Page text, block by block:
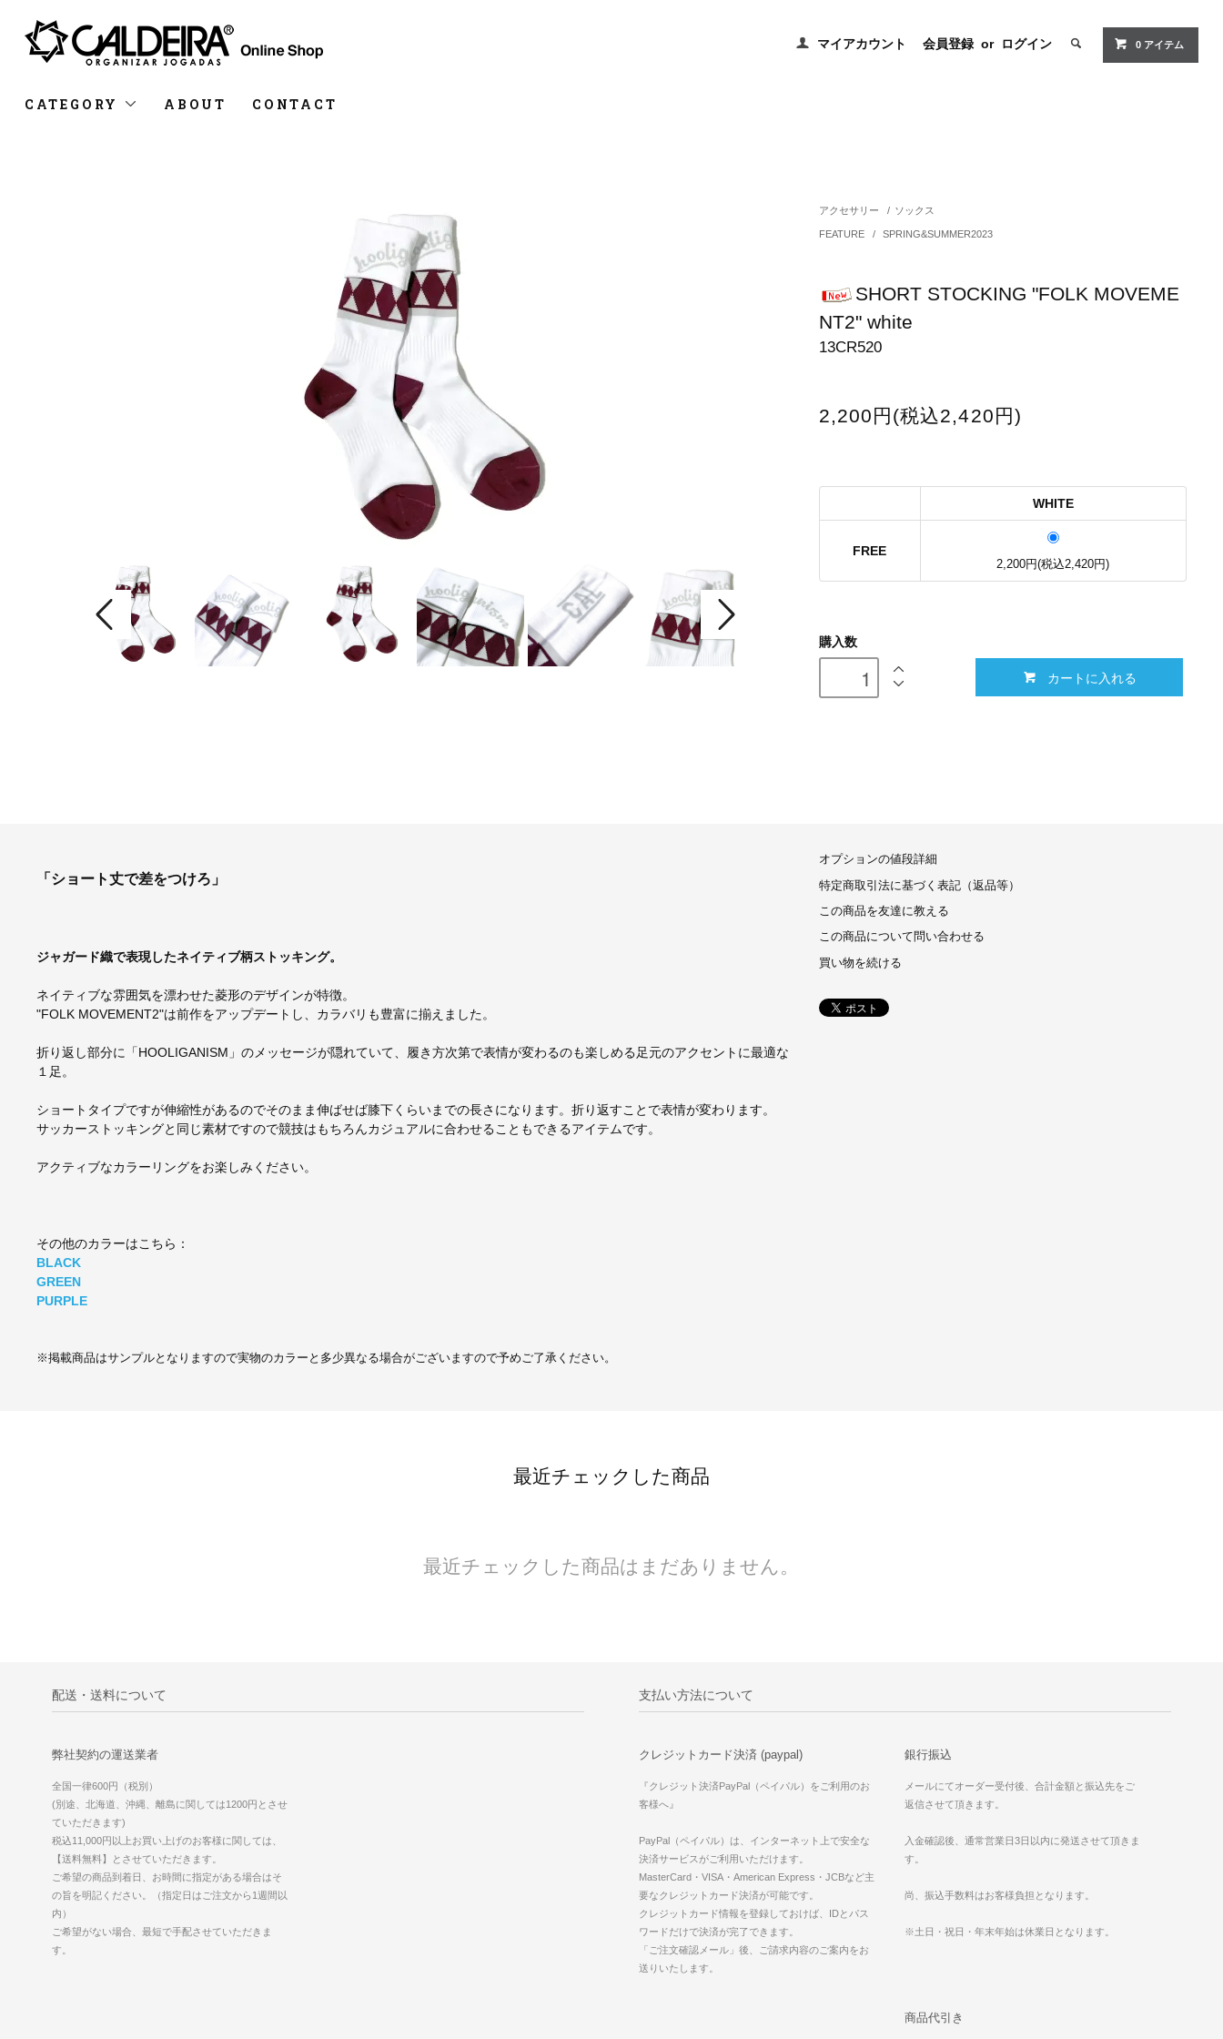
マイアカウント 会員登録 or ログイン 0 アイテム
CATEGORY ABOUT CONTACT
アクセサリー / ソックス
FEATURE / SPRING&SUMMER2023
SHORT STOCKING "FOLK MOVEME
NT2" white
13CR520
2,200円(税込2,420円)
WHITE
FREE
2,200円(税込2,420円)
購入数
カートに入れる
「ショート丈で差をつけろ」
ジャガード織で表現したネイティブ柄ストッキング。
ネイティブな雰囲気を漂わせた菱形のデザインが特徴。
"FOLK MOVEMENT2"は前作をアップデートし、カラバリも豊富に揃えました。
折り返し部分に「HOOLIGANISM」のメッセージが隠れていて、履き方次第で表情が変わるのも楽しめる足元のアクセントに最適な
１足。
ショートタイプですが伸縮性があるのでそのまま伸ばせば膝下くらいまでの長さになります。折り返すことで表情が変わります。
サッカーストッキングと同じ素材ですので競技はもちろんカジュアルに合わせることもできるアイテムです。
アクティブなカラーリングをお楽しみください。
その他のカラーはこちら：
BLACK
GREEN
PURPLE
※掲載商品はサンプルとなりますので実物のカラーと多少異なる場合がございますので予めご了承ください。
オプションの値段詳細
特定商取引法に基づく表記（返品等）
この商品を友達に教える
この商品について問い合わせる
買い物を続ける
最近チェックした商品
最近チェックした商品はまだありません。
配送・送料について
弊社契約の運送業者
全国一律600円（税別）
(別途、北海道、沖縄、離島に関しては1200円とさせ
ていただきます)
税込11,000円以上お買い上げのお客様に関しては、
【送料無料】とさせていただきます。
ご希望の商品到着日、お時間に指定がある場合はそ
の旨を明記ください。（指定日はご注文から1週間以
内）
ご希望がない場合、最短で手配させていただきま
す。
支払い方法について
クレジットカード決済 (paypal)
『クレジット決済PayPal（ペイパル）をご利用のお
客様へ』
PayPal（ペイパル）は、インターネット上で安全な
決済サービスがご利用いただけます。
MasterCard・VISA・American Express・JCBなど主
要なクレジットカード決済が可能です。
クレジットカード情報を登録しておけば、IDとパス
ワードだけで決済が完了できます。
「ご注文確認メール」後、ご請求内容のご案内をお
送りいたします。
銀行振込
メールにてオーダー受付後、合計金額と振込先をご
返信させて頂きます。
入金確認後、通常営業日3日以内に発送させて頂きま
す。
尚、振込手数料はお客様負担となります。
※土日・祝日・年末年始は休業日となります。
商品代引き